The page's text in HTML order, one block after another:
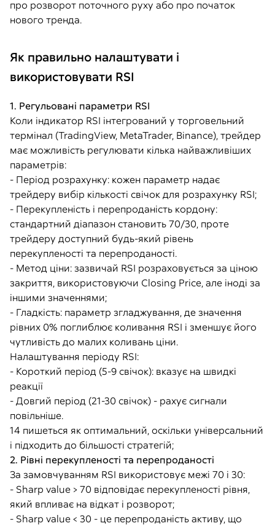
про розворот поточного руху або про початок
нового тренда.
Як правильно налаштувати і
використовувати RSI
1. Регульовані параметри RSI
Коли індикатор RSI інтегрований у торговельний
термінал (TradingView, MetaTrader, Binance), трейдер
має можливість регулювати кілька найважливіших
параметрів:
- Період розрахунку: кожен параметр надає
трейдеру вибір кількості свічок для розрахунку RSI;
- Перекупленість і перепроданість кордону:
стандартний діапазон становить 70/30, проте
трейдеру доступний будь-який рівень
перекупленості та перепроданості.
- Метод ціни: зазвичай RSI розраховується за ціною
закриття, використовуючи Closing Price, але іноді за
іншими значеннями;
- Гладкість: параметр згладжування, де значення
рівних 0% поглиблює коливання RSI і зменшує його
чутливість до малих коливань ціни.
Налаштування періоду RSI:
- Короткий період (5-9 свічок): вказує на швидкі
реакції
- Довгий період (21-30 свічок) - рахує сигнали
повільніше.
14 пишеться як оптимальний, оскільки універсальний
і підходить до більшості стратегій;
2. Рівні перекупленості та перепроданості
За замовчуванням RSI використовує межі 70 і 30:
- Sharp value > 70 відповідає перекупленості рівня,
який впливає на відкат і розворот;
- Sharp value < 30 - це перепроданість активу, що